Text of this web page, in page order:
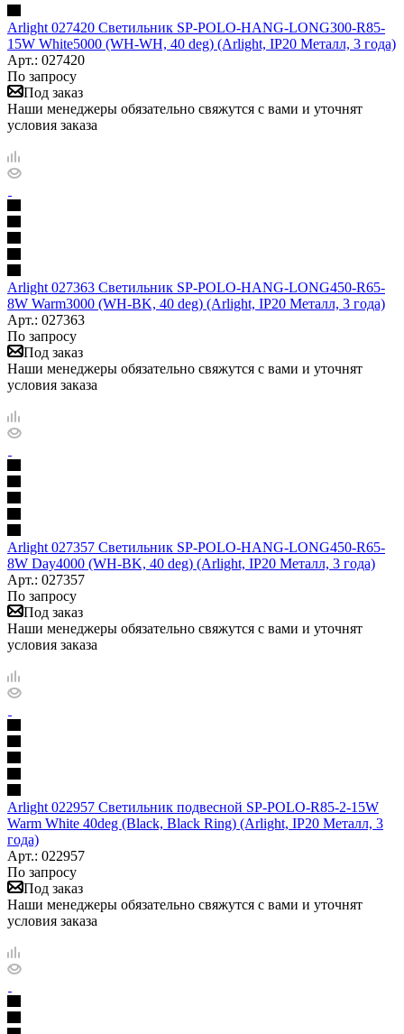
Arlight 027420 Светильник SP-POLO-HANG-LONG300-R85-
15W White5000 (WH-WH, 40 deg) (Arlight, IP20 Металл, 3 года)
Арт.: 027420
По запросу
Под заказ
Наши менеджеры обязательно свяжутся с вами и уточнят
условия заказа
Arlight 027363 Светильник SP-POLO-HANG-LONG450-R65-
8W Warm3000 (WH-BK, 40 deg) (Arlight, IP20 Металл, 3 года)
Арт.: 027363
По запросу
Под заказ
Наши менеджеры обязательно свяжутся с вами и уточнят
условия заказа
Arlight 027357 Светильник SP-POLO-HANG-LONG450-R65-
8W Day4000 (WH-BK, 40 deg) (Arlight, IP20 Металл, 3 года)
Арт.: 027357
По запросу
Под заказ
Наши менеджеры обязательно свяжутся с вами и уточнят
условия заказа
Arlight 022957 Светильник подвесной SP-POLO-R85-2-15W
Warm White 40deg (Black, Black Ring) (Arlight, IP20 Металл, 3
года)
Арт.: 022957
По запросу
Под заказ
Наши менеджеры обязательно свяжутся с вами и уточнят
условия заказа